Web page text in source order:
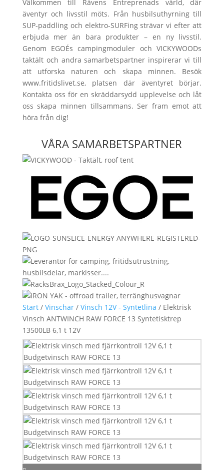
Välkommen till Rävens Entreprenads värld, där
äventyr och livsstil möts. Från husbilsuthyrning till
SUP-paddling och elektro-SURFing strävar vi efter att
erbjuda mer än bara produkter – en ny livsstil.
Genom EGOÉs campingmoduler och VICKYWOODs
taktält och andra samarbetspartner inspirerar vi till
att utforska naturen och skapa minnen. Besök
www.fritidslivet.se, platsen där äventyret börjar.
Kontakta oss för en skräddarsydd upplevelse och låt
oss skapa minnen tillsammans. Ser fram emot att
höra från dig!
VÅRA SAMARBETSPARTNER
Start/ Vinschar/ Vinsch 12V - Syntetlina / Elektrisk
Vinsch ANTWINCH RAW FORCE 13 Syntetisktrep
13500LB 6,1 t 12V